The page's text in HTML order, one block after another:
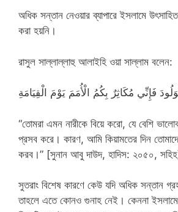
অধিক সন্তান নেওয়ার ব্যাপারে ইসলামে
করা হয়নি।
রাসুল সাল্লাল্লাহু আলাইহি ওয়া সাল্লাম বলেন:
فَإِنِّي مُكَاثِرٌ بِكُمُ الْأُمَمَ يَوْمَ الْقِيَامَةِ
“তোমরা এমন নারীকে বিয়ে করো, যে বেশি
প্রসব করে। কারণ, আমি কিয়ামতের দিন
করব।” [সুনান আবু দাউদ, হাদিস: ২০৫০,
সুতরাং বিশেষ কারণে কেউ যদি অধিক সন্তান
তাহলে এতে কোনও গুনাহ নেই। কেননা